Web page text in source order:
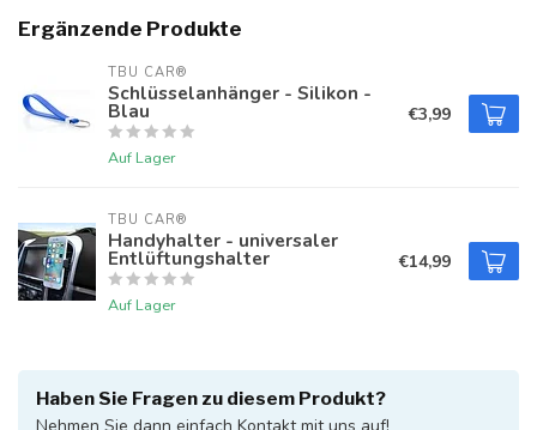
Ergänzende Produkte
TBU CAR®
Schlüsselanhänger - Silikon -
Blau
Auf Lager
€3,99
TBU CAR®
Handyhalter - universaler
Entlüftungshalter
Auf Lager
€14,99
Haben Sie Fragen zu diesem Produkt?